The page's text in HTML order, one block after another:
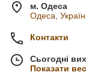
м. Одеса
Одеса,
Контакти
Сьогодні
Показати